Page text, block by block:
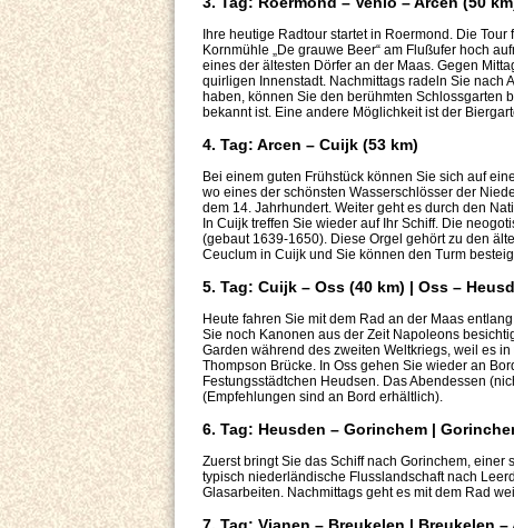
Ihre heutige Radtour startet in Roermond. Die
Kornmühle „De grauwe Beer“ am Flußufer hoch
eines der ältesten Dörfer an der Maas. Gegen
quirligen Innenstadt. Nachmittags radeln Sie nach
haben, können Sie den berühmten Schlossgarten
bekannt ist. Eine andere Möglichkeit ist der
4. Tag: Arcen – Cuijk (53 km)
Bei einem guten Frühstück können Sie sich auf
wo eines der schönsten Wasserschlösser der
dem 14. Jahrhundert. Weiter geht es durch den
In Cuijk treffen Sie wieder auf Ihr Schiff. Die
(gebaut 1639-1650). Diese Orgel gehört zu den
Ceuclum in Cuijk und Sie können den Turm
5. Tag: Cuijk – Oss (40 km) | Oss –
Heute fahren Sie mit dem Rad an der Maas
Sie noch Kanonen aus der Zeit Napoleons
Garden während des zweiten Weltkriegs, weil es
Thompson Brücke. In Oss gehen Sie wieder an
Festungsstädtchen Heudsen. Das Abendessen
(Empfehlungen sind an Bord erhältlich).
6. Tag: Heusden – Gorinchem |
Zuerst bringt Sie das Schiff nach Gorinchem, einer
typisch niederländische Flusslandschaft nach
Glasarbeiten. Nachmittags geht es mit dem Rad